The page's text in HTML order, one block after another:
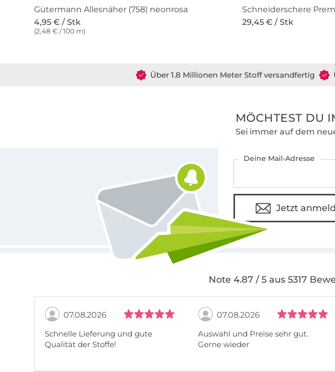
Gütermann Allesnäher (758) neonrosa
4,95 € / Stk
(2,48 € / 100 m)
Schneiderschere
29,45 € / Stk
Über 1.8 Millionen Meter Stoff versandfertig
MÖCHTEST DU
Sei immer auf dem
Deine Mail-Adresse
Jetzt
Note 4.87 / 5 aus 5317
07.08.2026
Schnelle Lieferung und gute
Qualität der Stoffe!
07.08.2026
Auswahl und Preise sehr gut.
Gerne wieder